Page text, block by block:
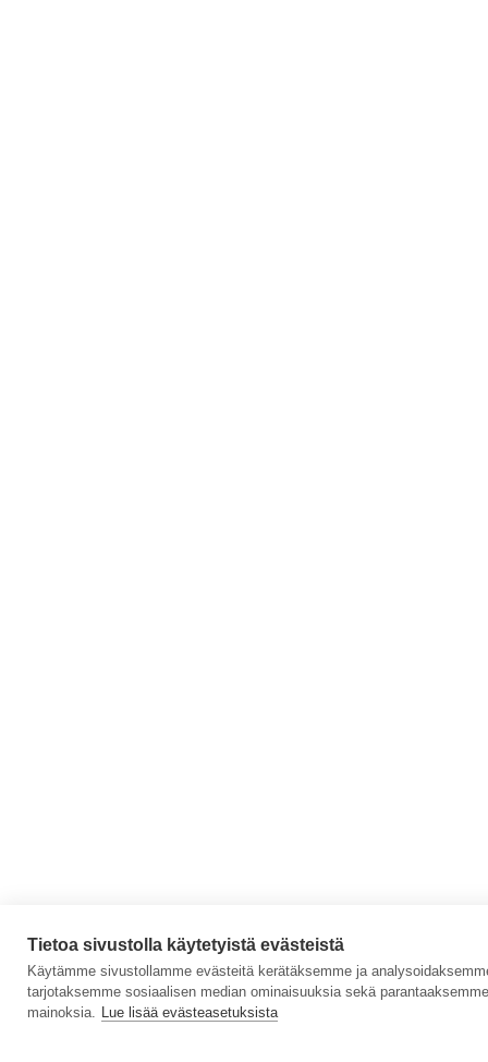
Tietoa sivustolla käytetyistä evästeistä
Käytämme sivustollamme evästeitä kerätäksemme ja
tarjotaksemme sosiaalisen median ominaisuuksia sekä
mainoksia. Lue lisää evästeasetuksista